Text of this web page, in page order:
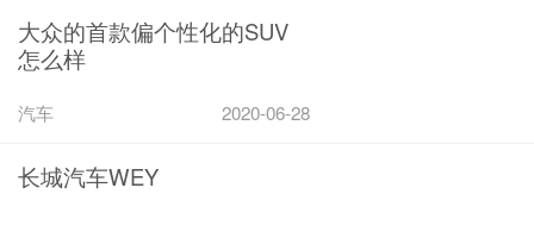
大众的首款偏个性化的SUV
怎么样
2020-06-28
汽车
长城汽车WEY